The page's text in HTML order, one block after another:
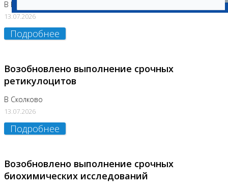
В Бутово
13.07.2026
Подробнее
Возобновлено выполнение срочных
ретикулоцитов
В Сколково
13.07.2026
Подробнее
Возобновлено выполнение срочных
биохимических исследований